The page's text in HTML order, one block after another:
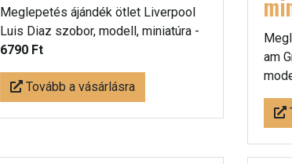
Meglepetés ájándék ötlet Liverpool
Luis Diaz szobor, modell, miniatúra -
6790 Ft
Tovább a vásárlásra
am